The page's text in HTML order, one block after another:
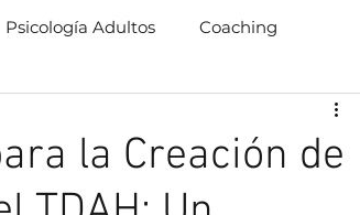
Psicología Adultos Coaching
la Creación de